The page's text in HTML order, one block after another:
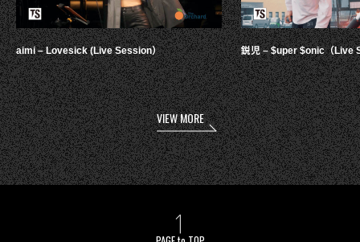
aimi – Lovesick (Live Session） 鋭児 – $uper $onic（Live
VIEW MORE